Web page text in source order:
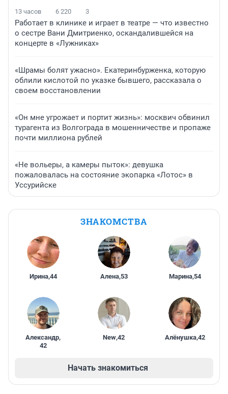
13 часов 6 220 3
Работает в клинике и играет в театре — что известно
о сестре Вани Дмитриенко, оскандалившейся на
концерте в «Лужниках»
«Шрамы болят ужасно». Екатеринбурженка, которую
облили кислотой по указке бывшего, рассказала о
своем восстановлении
«Он мне угрожает и портит жизнь»: москвич обвинил
турагента из Волгограда в мошенничестве и пропаже
почти миллиона рублей
«Не вольеры, а камеры пыток»: девушка
пожаловалась на состояние экопарка «Лотос» в
Уссурийске
ЗНАКОМСТВА
Ирина,44 Алена,53 Марина,54
Александр,
42
New,42 Алёнушка,42
Начать знакомиться